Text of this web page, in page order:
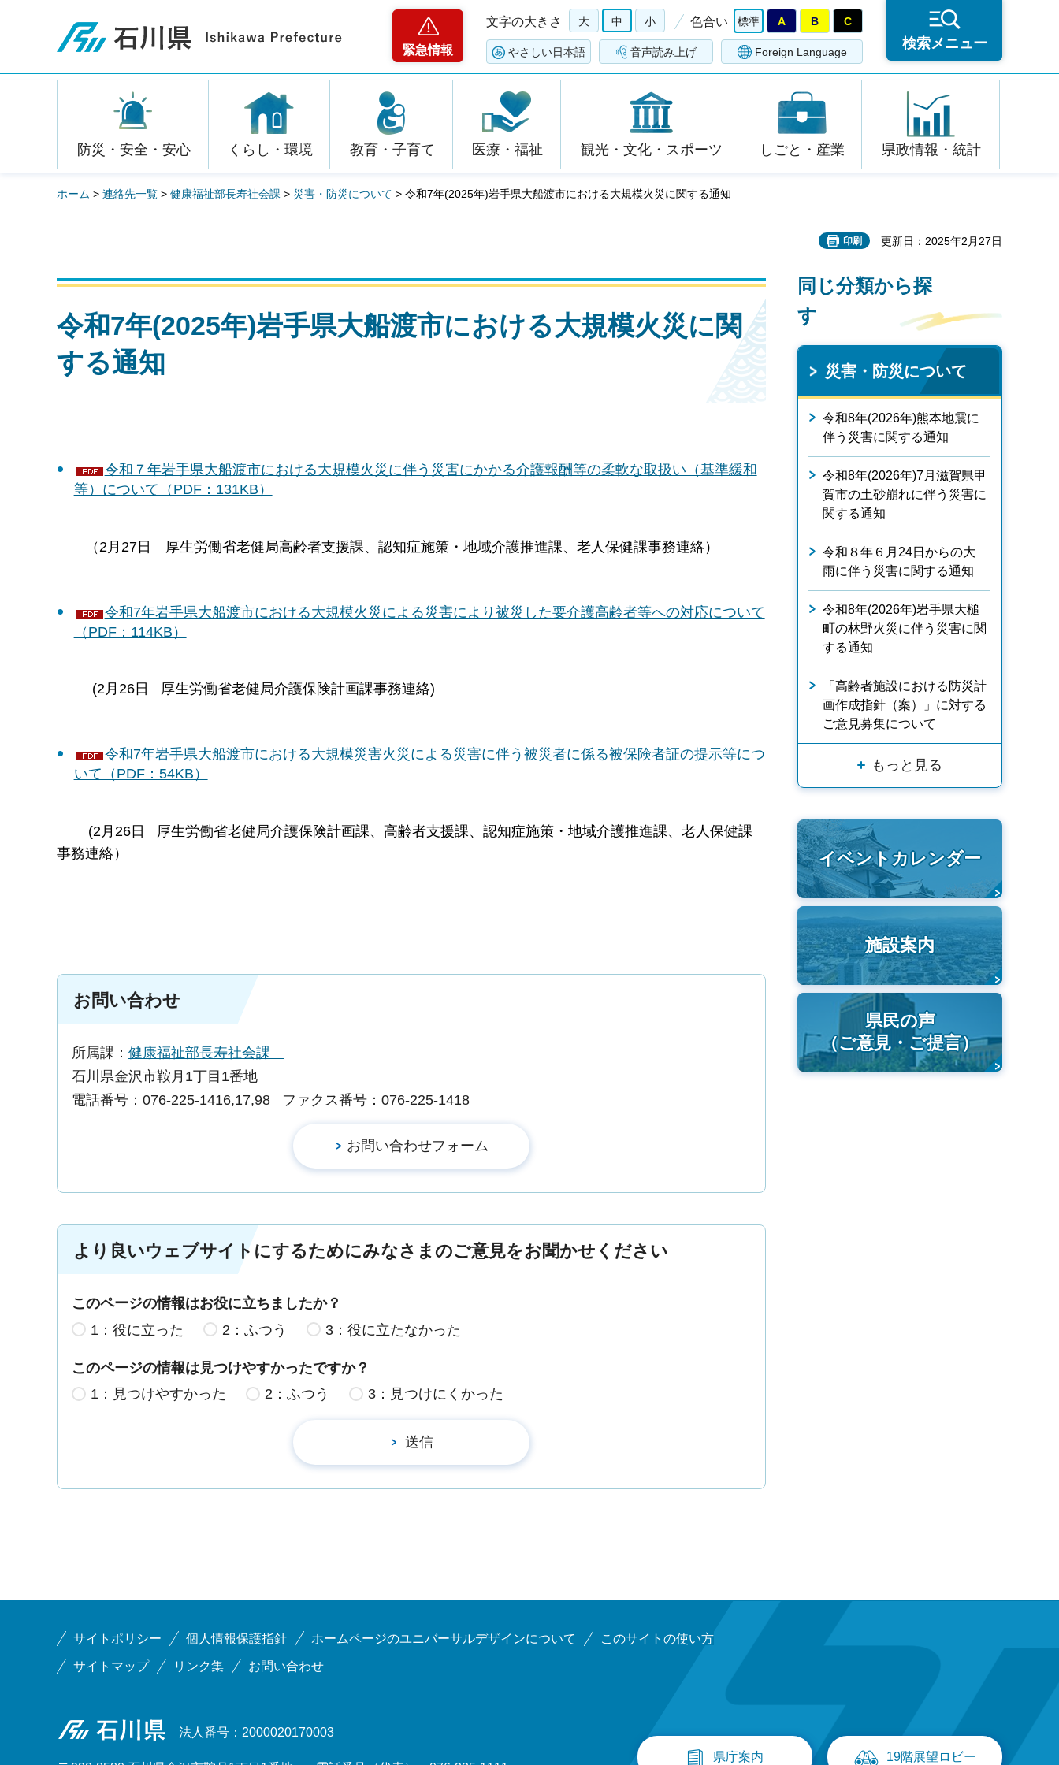
石川県
緊急情報
文字の大きさ 大 中 小 色合い 標準 A B C
やさしい日本語 音声読み上げ Foreign Language
検索メニュー
防災・安全・安心 くらし・環境 教育・子育て 医療・福祉 観光・文化・スポーツ しごと・産業 県政情報・統計
ホーム > 連絡先一覧 > 健康福祉部長寿社会課 > 災害・防災について > 令和7年(2025年)岩手県大船渡市における大規模火災に関する通知
印刷 更新日：2025年2月27日
令和7年(2025年)岩手県大船渡市における大規模火災に関
する通知
令和７年岩手県大船渡市における大規模火災に伴う災害にかかる介護報酬等の柔軟な取扱い（基準緩和
等）について（PDF：131KB）
（2月27日 厚生労働省老健局高齢者支援課、認知症施策・地域介護推進課、老人保健課事務連絡）
令和7年岩手県大船渡市における大規模火災による災害により被災した要介護高齢者等への対応について
（PDF：114KB）
(2月26日 厚生労働省老健局介護保険計画課事務連絡)
令和7年岩手県大船渡市における大規模災害火災による災害に伴う被災者に係る被保険者証の提示等につ
いて（PDF：54KB）
(2月26日 厚生労働省老健局介護保険計画課、高齢者支援課、認知症施策・地域介護推進課、老人保健課
事務連絡）
お問い合わせ
所属課： 健康福祉部長寿社会課
石川県金沢市鞍月1丁目1番地
電話番号：076-225-1416,17,98
ファクス番号：076-225-1418
より良いウェブサイトにするためにみなさまのご意見をお聞かせください
このページの情報はお役に立ちましたか？
1：役に立った
2：ふつう 3：役に立たなかった
このページの情報は見つけやすかったですか？
1：見つけやすかった
2：ふつう 3：見つけにくかった
同じ分類から探
す
災害・防災について
令和8年(2026年)熊本地震に
伴う災害に関する通知
令和8年(2026年)7月滋賀県甲
賀市の土砂崩れに伴う災害に
関する通知
令和８年６月24日からの大
雨に伴う災害に関する通知
令和8年(2026年)岩手県大槌
町の林野火災に伴う災害に関
する通知
「高齢者施設における防災計
画作成指針（案）」に対する
ご意見募集について
もっと見る
イベントカレンダー
施設案内
県民の声
（ご意見・ご提言）
サイトポリシー 個人情報保護指針 ホームページのユニバーサルデザインについて このサイトの使い方
サイトマップ リンク集 お問い合わせ
石川県 法人番号：2000020170003
県庁案内 19階展望ロビー